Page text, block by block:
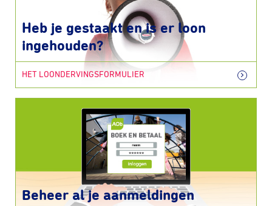
Heb je gestaakt en is er loon
ingehouden?
HET LOONDERVINGSFORMULIER
Beheer al je aanmeldingen